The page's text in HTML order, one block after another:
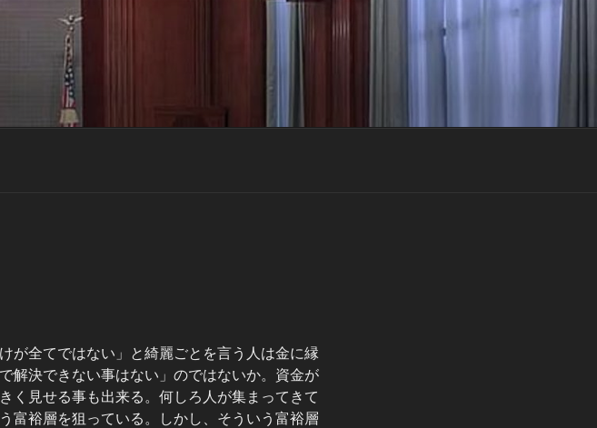
が全てではない」と綺麗ごとを言う人は金に縁
解決できない事はない」のではないか。資金が
く見せる事も出来る。何しろ人が集まってきて
富裕層を狙っている。しかし、そういう富裕層